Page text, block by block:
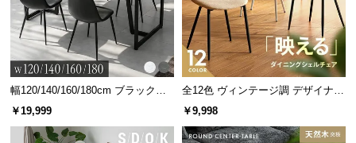
幅120/140/160/180cm ブラックフ
レーム ダイニング 大理石調 4人掛
￥19,999
全12色 ヴィンテージ調 デザイナー
ズシェルチェア
￥9,998